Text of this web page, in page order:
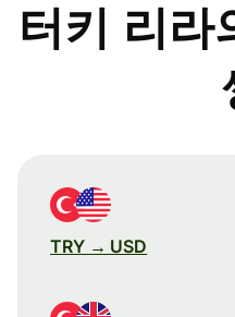
터키 리라
TRY → USD